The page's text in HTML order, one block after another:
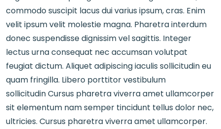
commodo suscipit lacus dui varius ipsum, cras. Enim
velit ipsum velit molestie magna. Pharetra interdum
donec suspendisse dignissim vel sagittis. Integer
lectus urna consequat nec accumsan volutpat
feugiat dictum. Aliquet adipiscing iaculis sollicitudin eu
quam fringilla. Libero porttitor vestibulum
sollicitudin Cursus pharetra viverra amet ullamcorper
sit elementum nam semper tincidunt tellus dolor nec,
ultricies. Cursus pharetra viverra amet ullamcorper.